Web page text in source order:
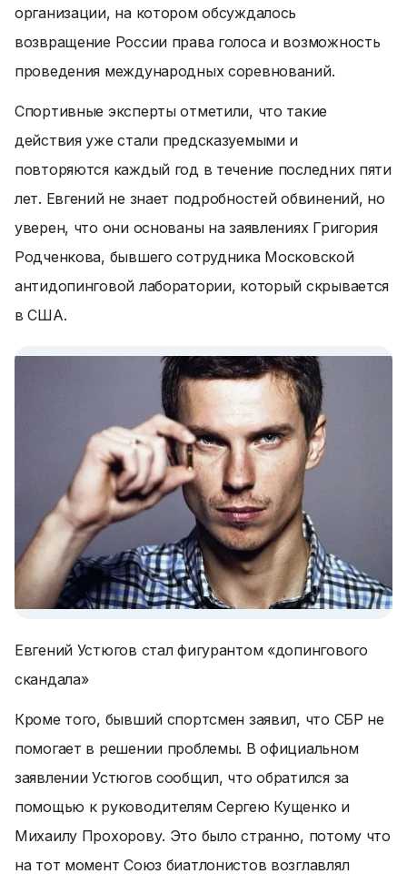
организации, на котором обсуждалось
возвращение России права голоса и возможность
проведения международных соревнований.
Спортивные эксперты отметили, что такие
действия уже стали предсказуемыми и
повторяются каждый год в течение последних пяти
лет. Евгений не знает подробностей обвинений, но
уверен, что они основаны на заявлениях Григория
Родченкова, бывшего сотрудника Московской
антидопинговой лаборатории, который скрывается
в США.
Евгений Устюгов стал фигурантом «допингового
скандала»
Кроме того, бывший спортсмен заявил, что СБР не
помогает в решении проблемы. В официальном
заявлении Устюгов сообщил, что обратился за
помощью к руководителям Сергею Кущенко и
Михаилу Прохорову. Это было странно, потому что
на тот момент Союз биатлонистов возглавлял